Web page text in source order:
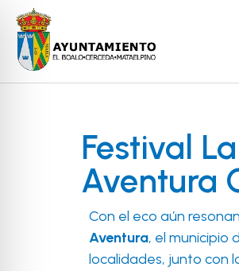
Festival
Aventura
Con el eco aún
Aventura, el municipio
localidades, junto con